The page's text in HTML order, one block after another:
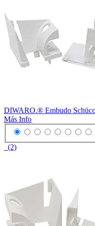
DIWARO.® Embudo Schüco
Más Info
(2)